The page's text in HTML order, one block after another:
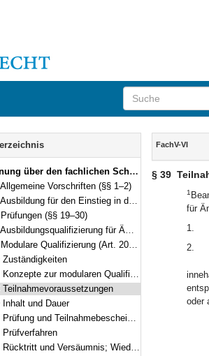
Verwaltungsinformatik (Fachverordnung Verwaltungsinformatik – FachV-VI) Vom 24. April 2012 (GVBl. S. 159) BayRS 2038-3-1-6-F (§§ 1–45)
erweitern
Vorschriften (§§ 1–2)
erweitern
für den Einstieg in der 3. Qualifikationsebene (§§ 3–18)
erweitern
(§§ 19–30)
erweitern
für Ämter ab der dritten Qualifikationsebene (Art. 37 LlbG) (§§ 31–36)
reduzieren
Qualifizierung (Art. 20 LlbG) (§§ 37–43)
Zuständigkeiten
zur modularen Qualifizierung
Teilnahmevoraussetzungen
Inhalt und Dauer
und Teilnahmebescheinigung
Prüfverfahren
und Versäumnis; Wiederholungsmöglichkeit; Nachteilsausgleich
Inhalt
FachV-VI
§ 39
1
für
1.
2.
oder